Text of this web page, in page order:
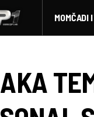
MOMČADI